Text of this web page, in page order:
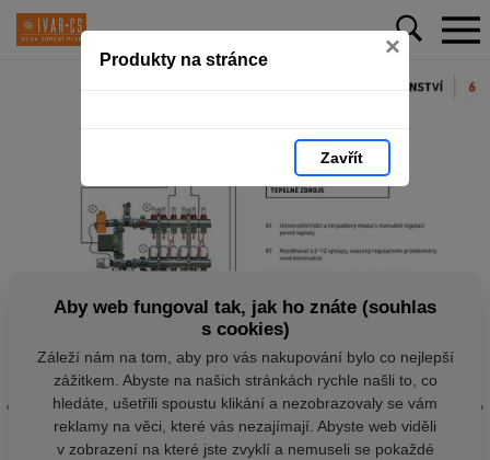
Produkty na stránce ×
Zavřít
Aby web fungoval tak, jak ho znáte (souhlas
s cookies)
Záleží nám na tom, aby pro vás nakupování bylo co nejlepší
zážitkem. Abyste na našich stránkách rychle našli to, co
hledáte, ušetřili spoustu klikání a nezobrazovaly se vám
reklamy na věci, které vás nezajímají. Abyste web viděli
v zobrazení na které jste zvyklí a nemuseli se pokaždé